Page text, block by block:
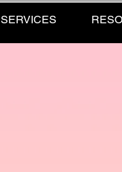
SERVICES